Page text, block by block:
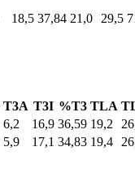
18,5 37,84 21,0 29,5
T3A T3I %T3 TLA
6,2 16,9 36,59 19,2
5,9 17,1 34,83 19,4